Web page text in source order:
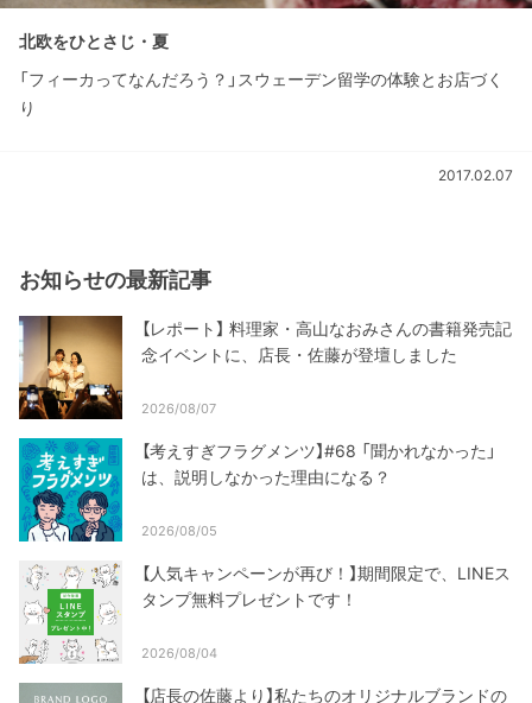
北欧をひとさじ・夏
「フィーカってなんだろう？」スウェーデン留学の体験とお店づく
り
2017.02.07
お知らせの最新記事
【レポート】 料理家・高山なおみさんの書籍発売記
念イベントに、店長・佐藤が登壇しました
2026/08/07
【考えすぎフラグメンツ】#68 「聞かれなかった」
は、説明しなかった理由になる？
2026/08/05
【人気キャンペーンが再び！】期間限定で、LINEス
タンプ無料プレゼントです！
2026/08/04
【店長の佐藤より】私たちのオリジナルブランドの